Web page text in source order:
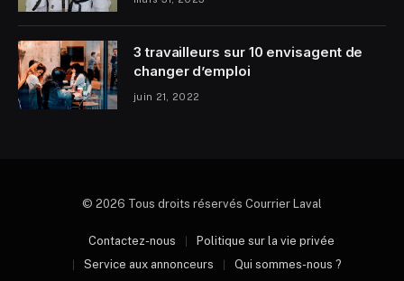
3 travailleurs sur 10 envisagent de
changer d’emploi
juin 21, 2022
© 2026 Tous droits réservés Courrier Laval
Contactez-nous
Politique sur la vie privée
Service aux annonceurs
Qui sommes-nous ?